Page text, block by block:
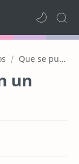
Que se puede dar de comer en una fiesta de cumpleaños
un